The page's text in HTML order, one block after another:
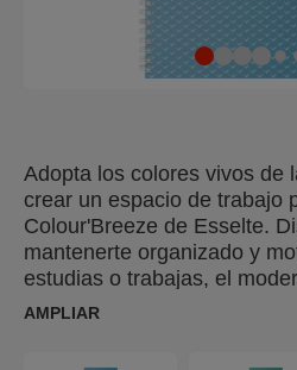
Adopta los colores vivos de
crear un espacio de trabajo
Colour'Breeze de Esselte.
mantenerte organizado y
estudias o trabajas, el
relajantes colores te harán
AMPLIAR